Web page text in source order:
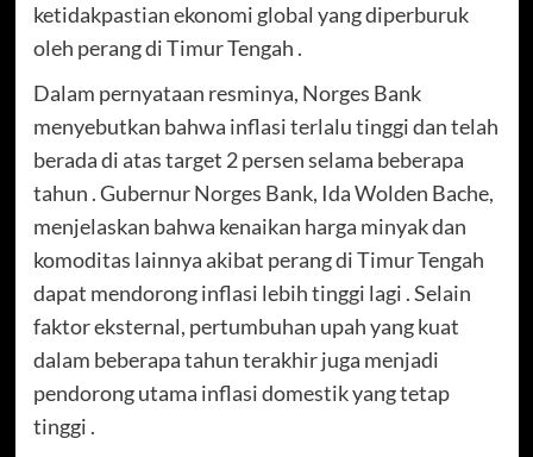
ketidakpastian ekonomi global yang diperburuk
oleh perang di Timur Tengah .
Dalam pernyataan resminya, Norges Bank
menyebutkan bahwa inflasi terlalu tinggi dan telah
berada di atas target 2 persen selama beberapa
tahun . Gubernur Norges Bank, Ida Wolden Bache,
menjelaskan bahwa kenaikan harga minyak dan
komoditas lainnya akibat perang di Timur Tengah
dapat mendorong inflasi lebih tinggi lagi . Selain
faktor eksternal, pertumbuhan upah yang kuat
dalam beberapa tahun terakhir juga menjadi
pendorong utama inflasi domestik yang tetap
tinggi .